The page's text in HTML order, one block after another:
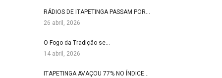
RÁDIOS DE ITAPETINGA PASSAM POR…
26 abril, 2026
O Fogo da Tradição se…
14 abril, 2026
ITAPETINGA AVAÇOU 77% NO ÍNDICE…